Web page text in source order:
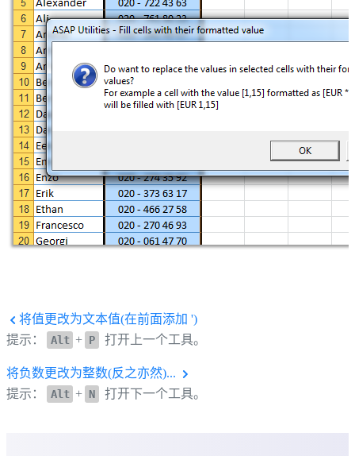
将值更改为文本值(在前面添加 ')
提示：
Alt + P 打开上一个工具。
将负数更改为整数(反之亦然)...
提示：
Alt + N 打开下一个工具。